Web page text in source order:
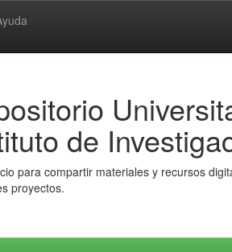
de
para compartir materiales y recursos
proyectos.